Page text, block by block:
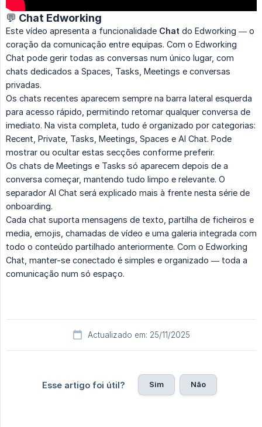
💬 Chat Edworking
Este vídeo apresenta a funcionalidade Chat do Edworking — o
coração da comunicação entre equipas. Com o Edworking
Chat pode gerir todas as conversas num único lugar, com
chats dedicados a Spaces, Tasks, Meetings e conversas
privadas.
Os chats recentes aparecem sempre na barra lateral esquerda
para acesso rápido, permitindo retomar qualquer conversa de
imediato. Na vista completa, tudo é organizado por categorias:
Recent, Private, Tasks, Meetings, Spaces e AI Chat. Pode
mostrar ou ocultar estas secções conforme preferir.
Os chats de Meetings e Tasks só aparecem depois de a
conversa começar, mantendo tudo limpo e relevante. O
separador AI Chat será explicado mais à frente nesta série de
onboarding.
Cada chat suporta mensagens de texto, partilha de ficheiros e
media, emojis, chamadas de vídeo e uma galeria integrada com
todo o conteúdo partilhado anteriormente. Com o Edworking
Chat, manter-se conectado é simples e organizado — toda a
comunicação num só espaço.
Actualizado em: 25/11/2025
Esse artigo foi útil? Sim Não